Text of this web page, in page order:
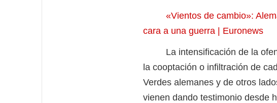
«Vientos de cambio»:
cara a una guerra | Euronews
La intensificación de la
la cooptación o infiltración de
Verdes alemanes y de otros
vienen dando testimonio desde